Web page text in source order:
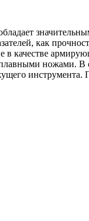
как
качестве
ножами. В
инструмента.